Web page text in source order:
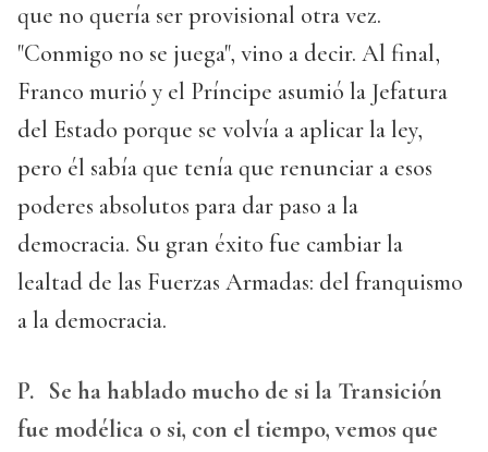
que no quería ser provisional otra vez.
"Conmigo no se juega", vino a decir. Al final,
Franco murió y el Príncipe asumió la Jefatura
del Estado porque se volvía a aplicar la ley,
pero él sabía que tenía que renunciar a esos
poderes absolutos para dar paso a la
democracia. Su gran éxito fue cambiar la
lealtad de las Fuerzas Armadas: del franquismo
a la democracia.
P. Se ha hablado mucho de si la Transición
fue modélica o si, con el tiempo, vemos que